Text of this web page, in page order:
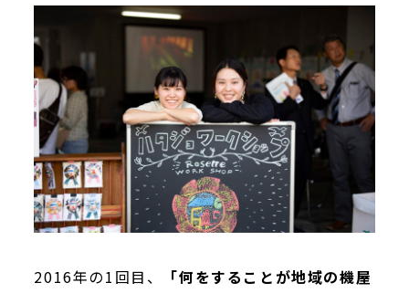
2016年の1回目、
「何をすることが地域の機屋